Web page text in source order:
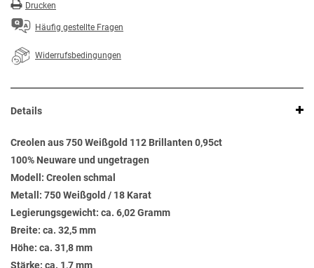
Drucken
Häufig gestellte Fragen
Widerrufsbedingungen
Details
Creolen aus 750 Weißgold 112 Brillanten 0,95ct
100% Neuware und ungetragen
Modell: Creolen schmal
Metall: 750 Weißgold / 18 Karat
Legierungsgewicht: ca. 6,02 Gramm
Breite: ca. 32,5 mm
Höhe: ca. 31,8 mm
Stärke: ca. 1,7 mm